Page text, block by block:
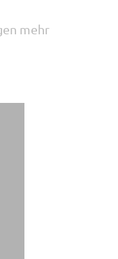
mehr